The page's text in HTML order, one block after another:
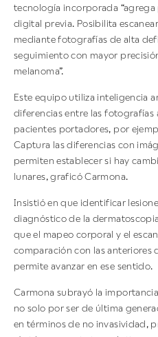
tecnología incorporada
digital previa. Posibilita
mediante fotografías de alta
seguimiento con mayor
melanoma”.
Este equipo utiliza inteligencia
diferencias entre las fotografías
pacientes portadores, por
Captura las diferencias con
permiten establecer si hay
lunares, graficó Carmona.
Insistió en que identificar
diagnóstico de la
que el mapeo corporal y el
comparación con las anteriores
permite avanzar en ese sentido.
Carmona subrayó la
no solo por ser de última
en términos de no invasividad,